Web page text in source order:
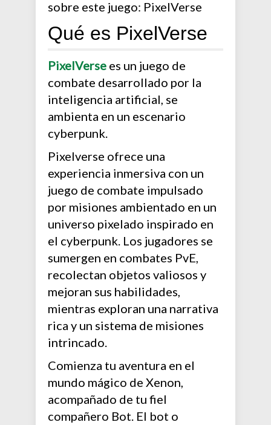
sobre este juego: PixelVerse
Qué es PixelVerse
PixelVerse es un juego de
combate desarrollado por la
inteligencia artificial, se
ambienta en un escenario
cyberpunk.
Pixelverse ofrece una
experiencia inmersiva con un
juego de combate impulsado
por misiones ambientado en un
universo pixelado inspirado en
el cyberpunk. Los jugadores se
sumergen en combates PvE,
recolectan objetos valiosos y
mejoran sus habilidades,
mientras exploran una narrativa
rica y un sistema de misiones
intrincado.
Comienza tu aventura en el
mundo mágico de Xenon,
acompañado de tu fiel
compañero Bot. El bot o